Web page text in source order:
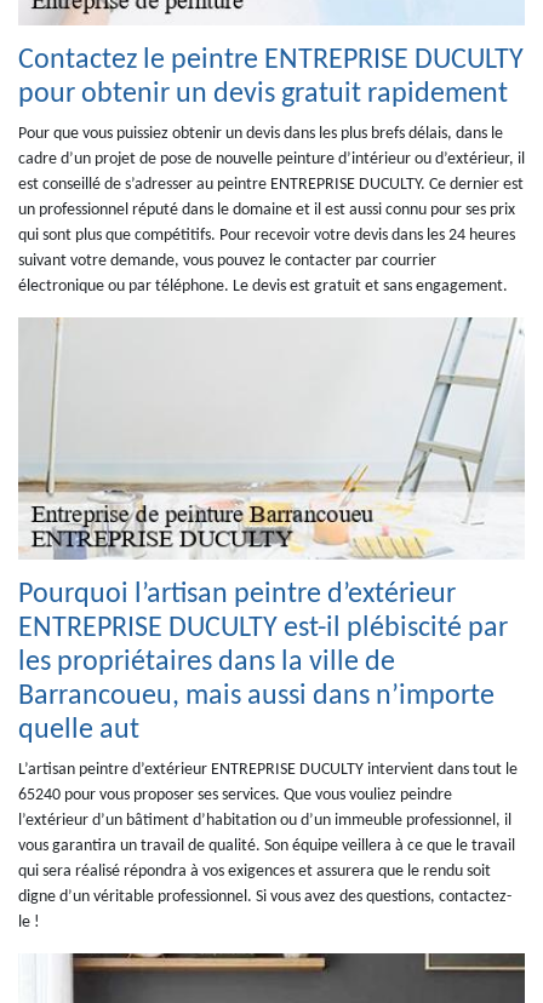
Contactez le peintre ENTREPRISE DUCULTY
pour obtenir un devis gratuit rapidement
Pour que vous puissiez obtenir un devis dans les plus brefs délais, dans le
cadre d’un projet de pose de nouvelle peinture d’intérieur ou d’extérieur, il
est conseillé de s’adresser au peintre ENTREPRISE DUCULTY. Ce dernier est
un professionnel réputé dans le domaine et il est aussi connu pour ses prix
qui sont plus que compétitifs. Pour recevoir votre devis dans les 24 heures
suivant votre demande, vous pouvez le contacter par courrier
électronique ou par téléphone. Le devis est gratuit et sans engagement.
Pourquoi l’artisan peintre d’extérieur
ENTREPRISE DUCULTY est-il plébiscité par
les propriétaires dans la ville de
Barrancoueu, mais aussi dans n’importe
quelle aut
L’artisan peintre d’extérieur ENTREPRISE DUCULTY intervient dans tout le
65240 pour vous proposer ses services. Que vous vouliez peindre
l’extérieur d’un bâtiment d’habitation ou d’un immeuble professionnel, il
vous garantira un travail de qualité. Son équipe veillera à ce que le travail
qui sera réalisé répondra à vos exigences et assurera que le rendu soit
digne d’un véritable professionnel. Si vous avez des questions, contactez-
le !